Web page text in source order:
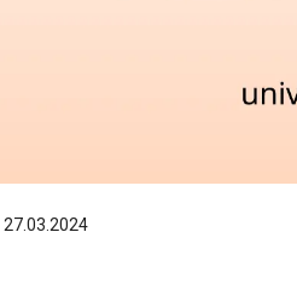
27.03.2024